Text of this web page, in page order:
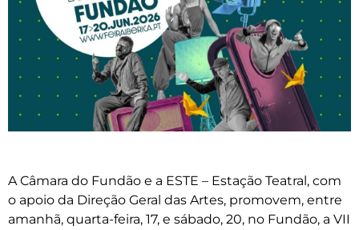
A Câmara do Fundão e a ESTE – Estação Teatral, com
o apoio da Direção Geral das Artes, promovem, entre
amanhã, quarta-feira, 17, e sábado, 20, no Fundão, a VII